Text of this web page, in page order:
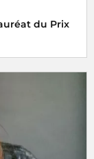
du Prix